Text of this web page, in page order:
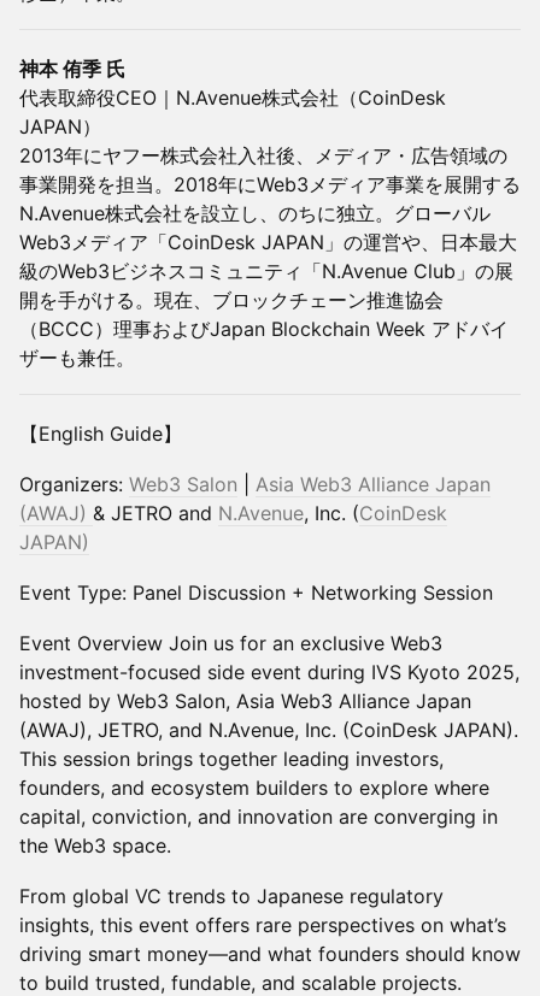
神本 侑季 氏
代表取締役CEO｜N.Avenue株式会社（CoinDesk
JAPAN）
2013年にヤフー株式会社入社後、メディア・広告領域の
事業開発を担当。2018年にWeb3メディア事業を展開する
N.Avenue株式会社を設立し、のちに独立。グローバル
Web3メディア「CoinDesk JAPAN」の運営や、日本最大
級のWeb3ビジネスコミュニティ「N.Avenue Club」の展
開を手がける。現在、ブロックチェーン推進協会
（BCCC）理事およびJapan Blockchain Week アドバイ
ザーも兼任。
【English Guide】
​Organizers: Web3 Salon
Asia Web3 Alliance Japan
(AWAJ) & JETRO and N.Avenue, Inc. (CoinDesk
JAPAN)
​Event Type: Panel Discussion + Networking Session
​Event Overview Join us for an exclusive Web3
investment-focused side event during IVS Kyoto 2025,
hosted by Web3 Salon, Asia Web3 Alliance Japan
(AWAJ), JETRO, and N.Avenue, Inc. (CoinDesk JAPAN).
This session brings together leading investors,
founders, and ecosystem builders to explore where
capital, conviction, and innovation are converging in
the Web3 space.
​From global VC trends to Japanese regulatory
insights, this event offers rare perspectives on what’s
driving smart money—and what founders should know
to build trusted, fundable, and scalable projects.